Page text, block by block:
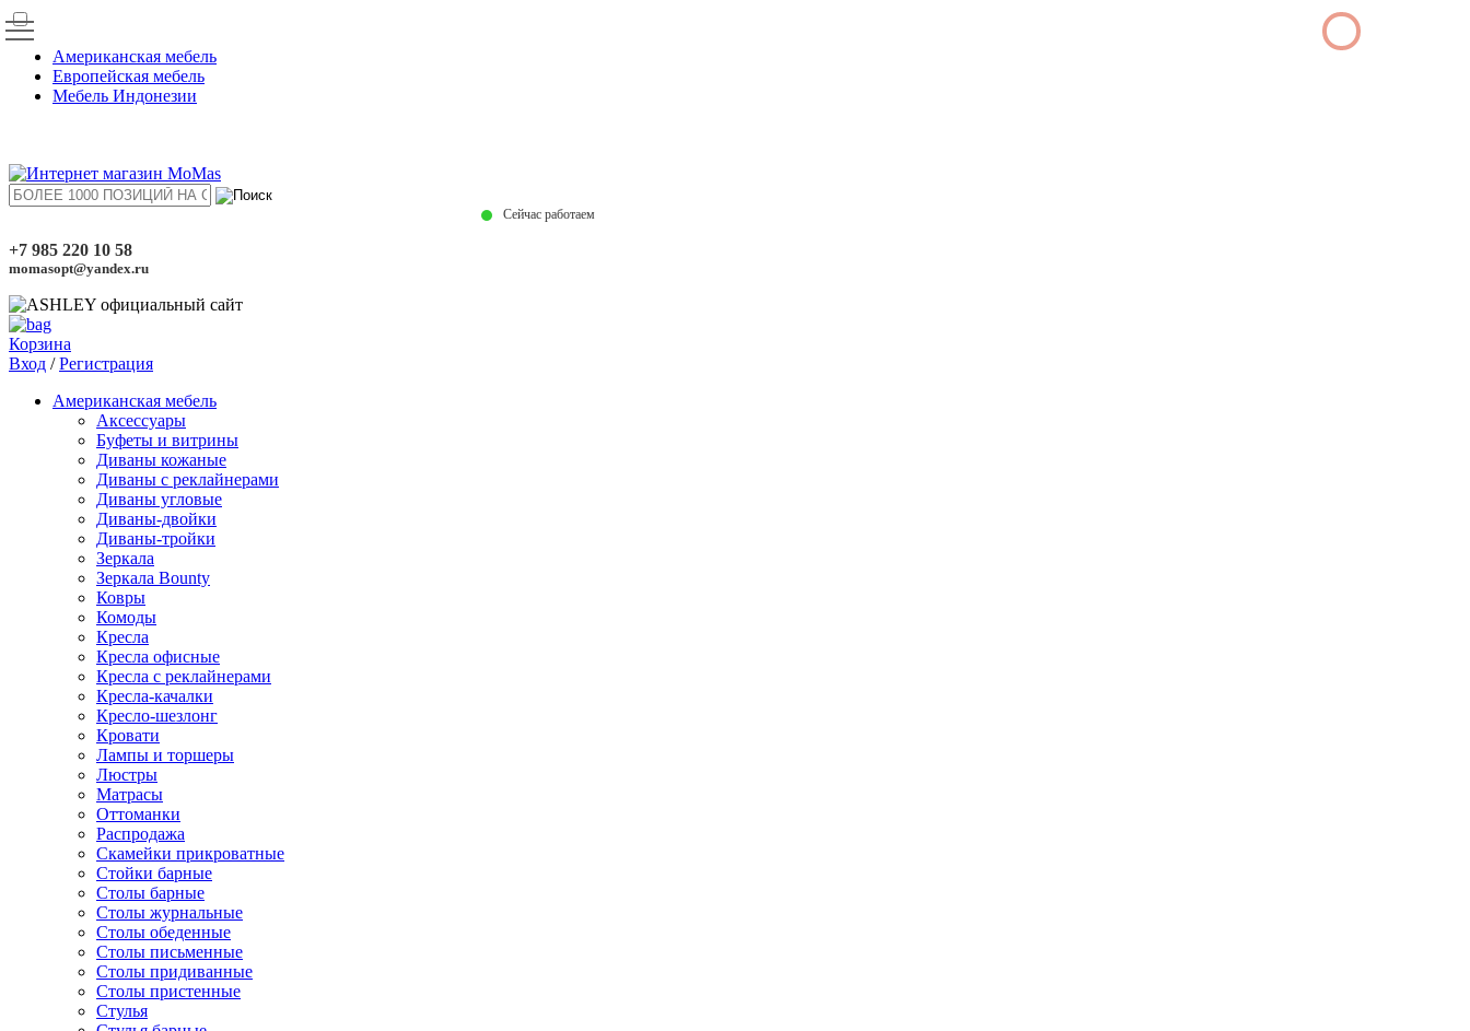
Американская мебель
Европейская мебель
Мебель Индонезии
Сейчас работаем
+7 985 220 10 58
momasopt@yandex.ru
Корзина
Вход /Регистрация
Американская мебель
Аксессуары
Буфеты и витрины
Диваны кожаные
Диваны с реклайнерами
Диваны угловые
Диваны-двойки
Диваны-тройки
Зеркала
Зеркала Bounty
Ковры
Комоды
Кресла
Кресла офисные
Кресла с реклайнерами
Кресла-качалки
Кресло-шезлонг
Кровати
Лампы и торшеры
Люстры
Матрасы
Оттоманки
Распродажа
Скамейки прикроватные
Стойки барные
Столы барные
Столы журнальные
Столы обеденные
Столы письменные
Столы придиванные
Столы пристенные
Стулья